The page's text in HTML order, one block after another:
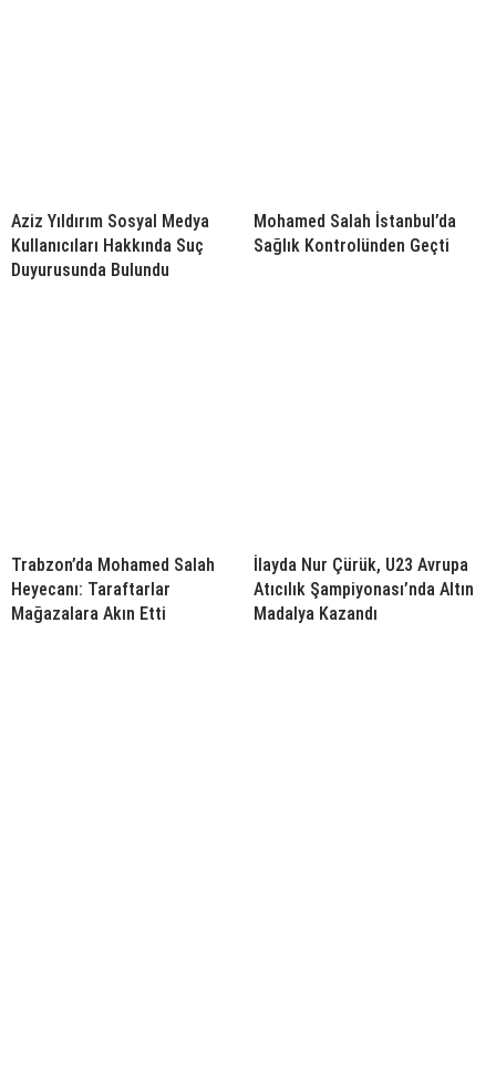
Aziz Yıldırım Sosyal Medya
Kullanıcıları Hakkında Suç
Duyurusunda Bulundu
Mohamed Salah İstanbul’da
Sağlık Kontrolünden Geçti
Trabzon’da Mohamed Salah
Heyecanı: Taraftarlar
Mağazalara Akın Etti
İlayda Nur Çürük, U23 Avrupa
Atıcılık Şampiyonası’nda Altın
Madalya Kazandı